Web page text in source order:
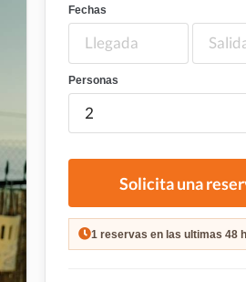
Fechas
Personas
Solicita una
1 reservas en las ultimas 48